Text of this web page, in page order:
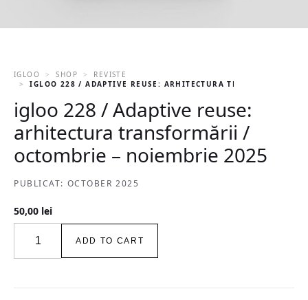
IGLOO SHOP
REVISTE
IGLOO 228 / ADAPTIVE REUSE: ARHITECTURA TRANSFORMĂRII
igloo 228 / Adaptive reuse:
arhitectura transformării /
octombrie – noiembrie 2025
PUBLICAT: OCTOBER 2025
50,00 lei
/
ADD TO CART